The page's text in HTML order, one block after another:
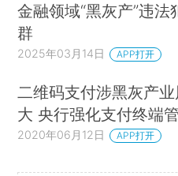
金融领域“黑灰产”违法
群
2025年03月14日 APP打开
二维码支付涉黑灰产
大 央行强化支付终端
2020年06月12日 APP打开